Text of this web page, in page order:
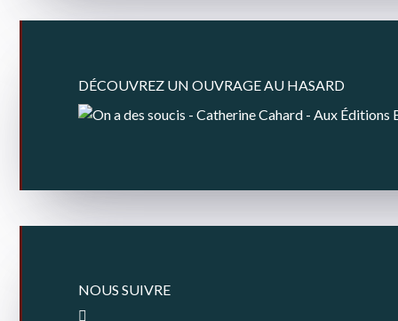
DÉCOUVREZ UN OUVRAGE AU HASARD
NOUS SUIVRE